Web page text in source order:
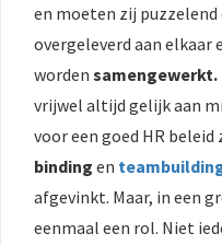
en moeten zij
overgeleverd aan elkaar
worden samengewerkt.
vrijwel altijd gelijk aan
voor een goed HR beleid
binding en
afgevinkt. Maar, in een
eenmaal een rol. Niet